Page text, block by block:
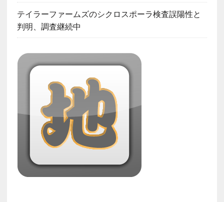
テイラーファームズのシクロスポーラ検査誤陽性と
判明、調査継続中